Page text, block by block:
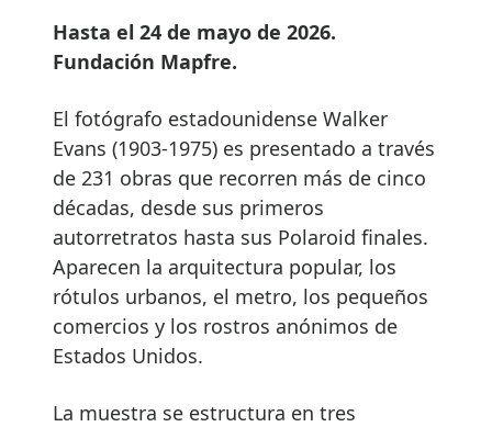
Hasta el 24 de mayo de 2026.
Fundación Mapfre.
El fotógrafo estadounidense Walker
Evans (1903-1975) es presentado a través
de 231 obras que recorren más de cinco
décadas, desde sus primeros
autorretratos hasta sus Polaroid finales.
Aparecen la arquitectura popular, los
rótulos urbanos, el metro, los pequeños
comercios y los rostros anónimos de
Estados Unidos.
La muestra se estructura en tres